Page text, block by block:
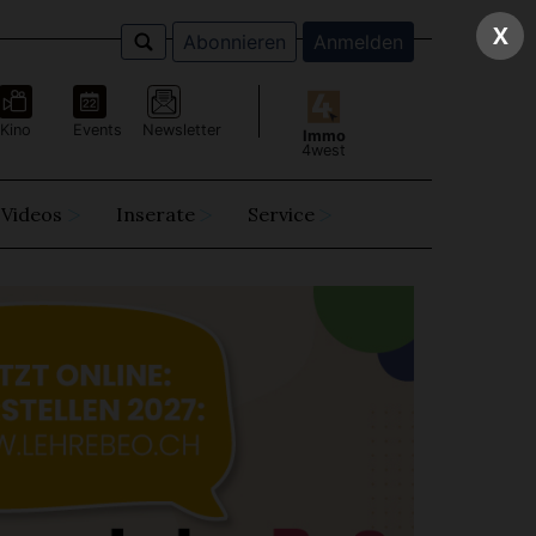
Abonnieren Anmelden
Kino Events Newsletter
Immo
4west
Videos Inserate Service
X